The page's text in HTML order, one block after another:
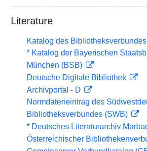
Literature
Katalog des
* Katalog der Bayerischen
München (BSB)
Deutsche Digitale Bibliothek
Archivportal - D
Normdateneintrag des
Bibliotheksverbundes (SWB)
* Deutsches Literaturarchiv
Österreichischer